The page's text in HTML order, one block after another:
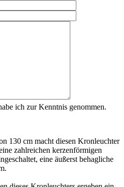
ich zur Kenntnis genommen.
130 cm macht diesen Kronleuchter
zahlreichen kerzenförmigen
eine äußerst behagliche